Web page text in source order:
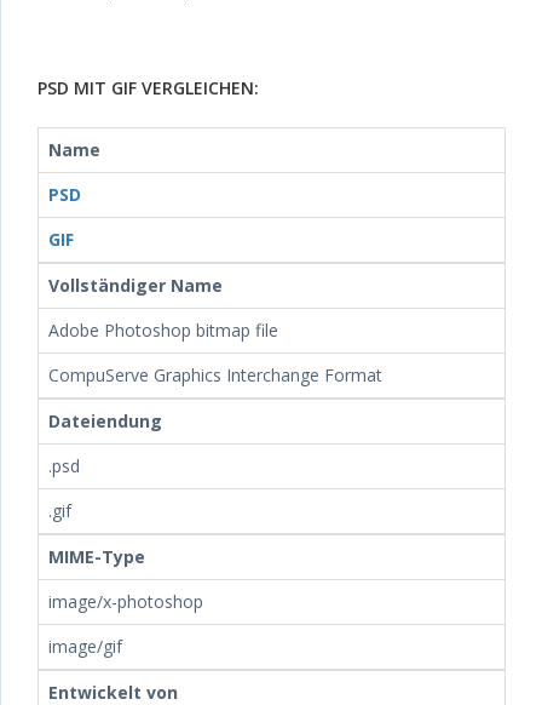
PSD MIT GIF VERGLEICHEN:
Name
PSD
GIF
Vollständiger Name
Adobe Photoshop bitmap file
CompuServe Graphics Interchange Format
Dateiendung
.psd
.gif
MIME-Type
image/x-photoshop
image/gif
Entwickelt von